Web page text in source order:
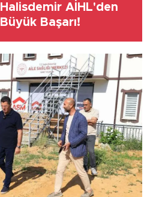
Halisdemir AİHL'den
Büyük Başarı!